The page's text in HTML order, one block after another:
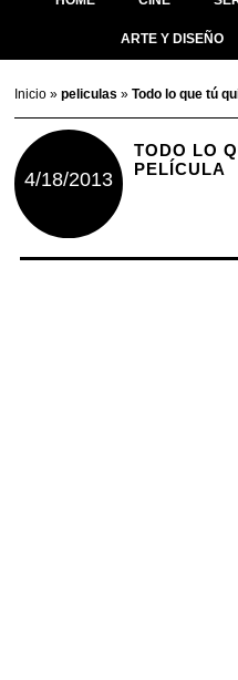
ARTE Y DISEÑO
Inicio»peliculas»Todo lo que tú
4/18/2013
TODO LO
PELÍCULA